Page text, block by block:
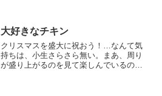
大好きなチキン
クリスマスを盛大に祝おう！…なんて気
持ちは、小生さらさら無い。まあ、周り
が盛り上がるのを見て楽しんでいるのが